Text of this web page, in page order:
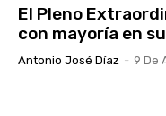
El Pleno
con mayoría en
Antonio José Díaz - 9 De